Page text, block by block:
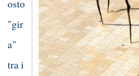
osto
"gir
a"
tra i